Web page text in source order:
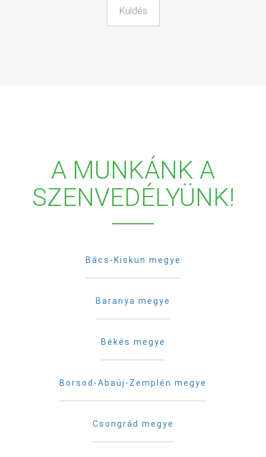
A MUNKÁNK A
SZENVEDÉLYÜNK!
Bács-Kiskun megye
Baranya megye
Békés megye
Borsod-Abaúj-Zemplén megye
Csongrád megye